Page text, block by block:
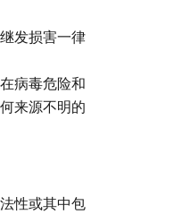
发损害一律
病毒危险和
来源不明的
性或其中包